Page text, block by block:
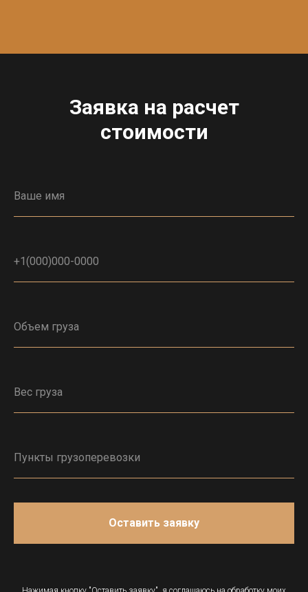
Заявка на расчет
стоимости
Оставить заявку